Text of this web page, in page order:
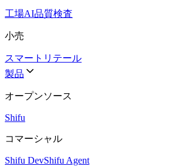
工場AI品質検査
小売
スマートリテール
製品
オープンソース
Shifu
コマーシャル
Shifu DevShifu Agent